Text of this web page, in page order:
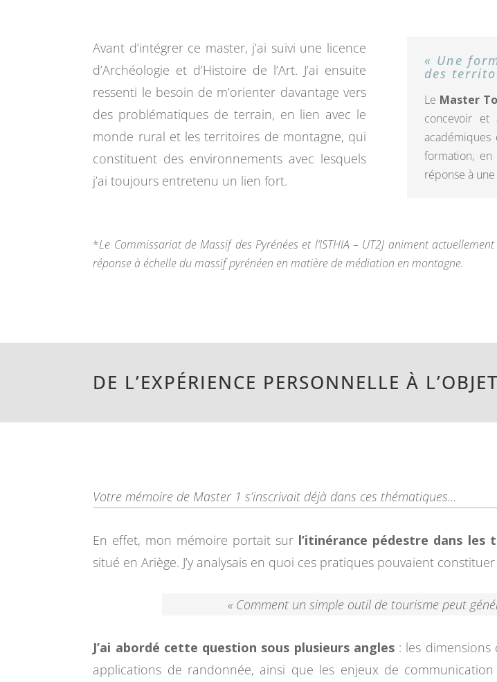
Avant d’intégrer ce master, j’ai suivi une licence
d’Archéologie et d’Histoire de l’Art. J’ai ensuite
ressenti le besoin de m’orienter davantage vers
des problématiques de terrain, en lien avec le
monde rural et les territoires de montagne, qui
constituent des environnements avec lesquels
j’ai toujours entretenu un lien fort.
« Une
des
Le Master
concevoir et
formation,
réponse à
*Le Commissariat de Massif des Pyrénées et l’ISTHIA – UT2J animent
réponse à échelle du massif pyrénéen en matière de médiation en montagne.
DE L’EXPÉRIENCE PERSONNELLE À
Votre mémoire de Master 1 s’inscrivait déjà dans ces thématiques…
En effet, mon mémoire portait sur l’itinérance pédestre dans
situé en Ariège. J’y analysais en quoi ces pratiques pouvaient
« Comment un simple outil de tourisme peut
J’ai abordé cette question sous plusieurs angles: les dimensions
applications de randonnée, ainsi que les enjeux de